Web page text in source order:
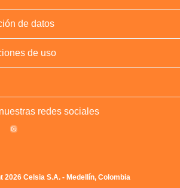
de datos
de uso
redes sociales
2026 Celsia S.A. - Medellín, Colombia